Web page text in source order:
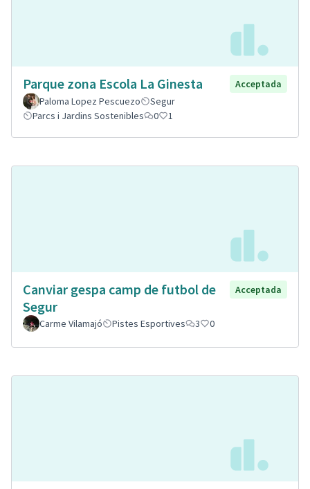
Parque zona Escola La Ginesta
Acceptada
Paloma Lopez Pescuezo
Segur
Parcs i Jardins Sostenibles
0 1
Canviar gespa camp de futbol de
Segur
Acceptada
Carme Vilamajó Pistes Esportives 3 0